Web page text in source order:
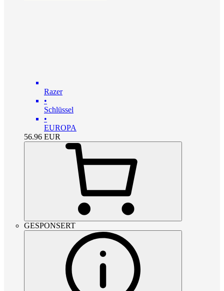
Razer
•
Schlüssel
•
EUROPA
56.96 EUR
GESPONSERT